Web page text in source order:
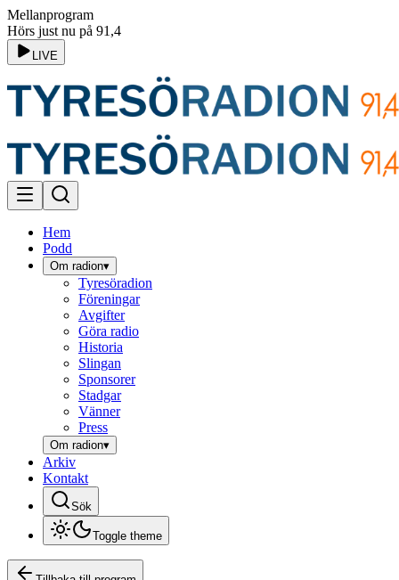
Mellanprogram
Hörs just nu på 91,4
LIVE
Hem
Podd
Om radion▾
Tyresöradion
Föreningar
Avgifter
Göra radio
Historia
Slingan
Sponsorer
Stadgar
Vänner
Press
Om radion▾
Arkiv
Kontakt
Sök
Toggle theme